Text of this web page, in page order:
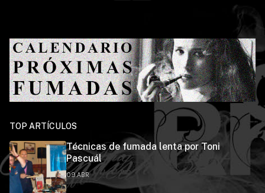
TOP ARTÍCULOS
Técnicas de fumada lenta por Toni
Pascuál
09.ABR